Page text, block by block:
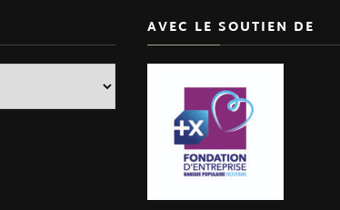
AVEC LE SOUTIEN DE